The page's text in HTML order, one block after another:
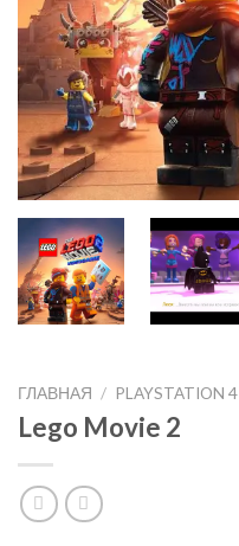
ГЛАВНАЯ / PLAYSTATION 4
Lego Movie 2